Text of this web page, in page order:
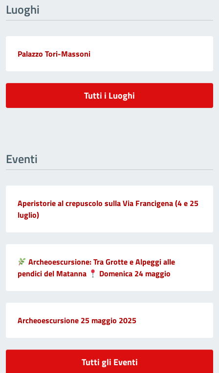
Luoghi
Palazzo Tori-Massoni
Tutti i Luoghi
Eventi
Aperistorie al crepuscolo sulla Via Francigena (4 e 25
luglio)
Archeoescursione: Tra Grotte e Alpeggi alle
pendici del Matanna
Domenica 24 maggio
Archeoescursione 25 maggio 2025
Tutti gli Eventi